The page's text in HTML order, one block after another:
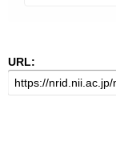
URL: